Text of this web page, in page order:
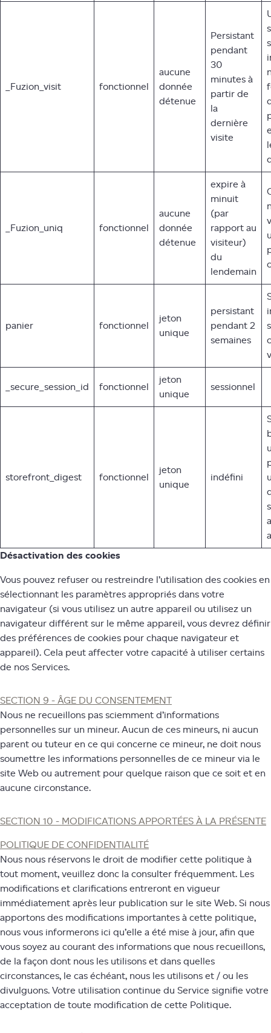
_Fuzion_visit fonctionnel
aucune
donnée
détenue
Persistant
pendant
30
minutes à
partir de
la
dernière
visite
_Fuzion_uniq fonctionnel
aucune
donnée
détenue
expire à
minuit
(par
rapport au
visiteur)
du
lendemain
panier fonctionnel
jeton
unique
persistant
pendant 2
semaines
_secure_session_id fonctionnel
jeton
unique
sessionnel
storefront_digest fonctionnel
jeton
unique
indéfini
Désactivation des cookies
Vous pouvez refuser ou restreindre l’utilisation des cookies en
sélectionnant les paramètres appropriés dans votre
navigateur (si vous utilisez un autre appareil ou utilisez un
navigateur différent sur le même appareil, vous devrez définir
des préférences de cookies pour chaque navigateur et
appareil). Cela peut affecter votre capacité à utiliser certains
de nos Services.
SECTION 9 - ÂGE DU CONSENTEMENT
Nous ne recueillons pas sciemment d’informations
personnelles sur un mineur. Aucun de ces mineurs, ni aucun
parent ou tuteur en ce qui concerne ce mineur, ne doit nous
soumettre les informations personnelles de ce mineur via le
site Web ou autrement pour quelque raison que ce soit et en
aucune circonstance.
SECTION 10 - MODIFICATIONS APPORTÉES À LA PRÉSENTE
POLITIQUE DE CONFIDENTIALITÉ
Nous nous réservons le droit de modifier cette politique à
tout moment, veuillez donc la consulter fréquemment. Les
modifications et clarifications entreront en vigueur
immédiatement après leur publication sur le site Web. Si nous
apportons des modifications importantes à cette politique,
nous vous informerons ici qu’elle a été mise à jour, afin que
vous soyez au courant des informations que nous recueillons,
de la façon dont nous les utilisons et dans quelles
circonstances, le cas échéant, nous les utilisons et / ou les
divulguons. Votre utilisation continue du Service signifie votre
acceptation de toute modification de cette Politique.